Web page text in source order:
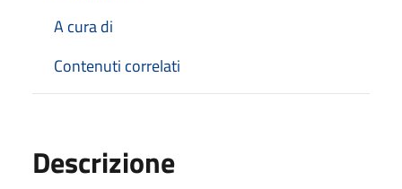
A cura di
Contenuti correlati
Descrizione